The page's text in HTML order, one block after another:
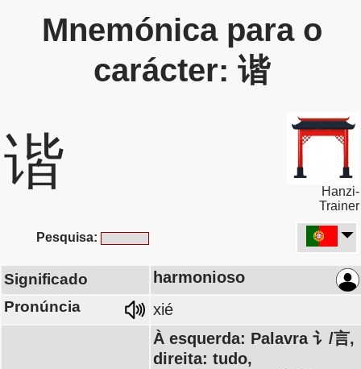
Mnemónica para o
carácter: 谐
谐
Hanzi-
Trainer
Pesquisa:
Significado harmonioso
Pronúncia xié
À esquerda: Palavra 讠/言,
direita: tudo,